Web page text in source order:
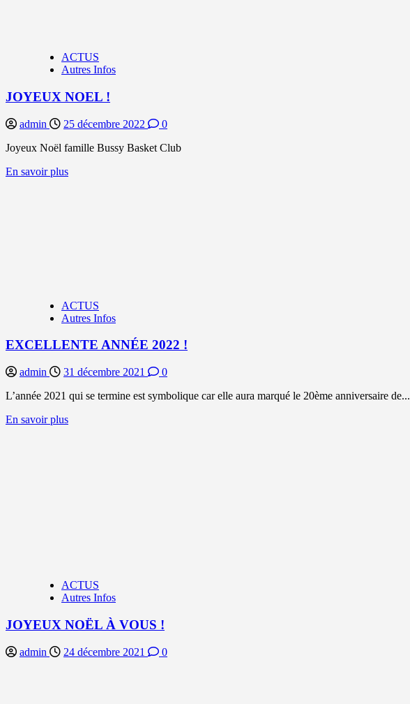
ACTUS
Autres Infos
JOYEUX NOEL !
admin 25 décembre 2022
0
Joyeux Noël famille Bussy Basket Club
En savoir plusEn
ACTUS
Autres Infos
EXCELLENTE ANNÉE 2022 !
admin 31 décembre 2021
0
L’année 2021 qui se termine est symbolique car elle aura marqué le 20ème anniversaire de...
En savoir plusEn
ACTUS
Autres Infos
JOYEUX NOËL À VOUS !
admin 24 décembre 2021 0